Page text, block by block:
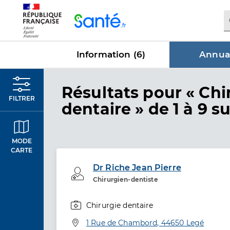
Information (6)
FILTRER
MODE
CARTE
Résultats dans
pour «
dentaire » de 1 à 9
Dr Riche Jean Pierre
Chirurgien-dentiste
Professionel de santé
Chirurgie dentaire
Adresse
1 Rue de Chambord, 44650 Legé
Panneau de gestion des cookies